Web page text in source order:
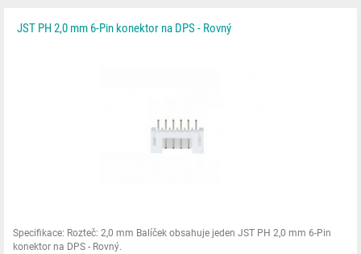
JST PH 2,0 mm 6-Pin konektor na DPS - Rovný
Specifikace: Rozteč: 2,0 mm Balíček obsahuje jeden JST PH 2,0 mm 6-Pin
konektor na DPS - Rovný.